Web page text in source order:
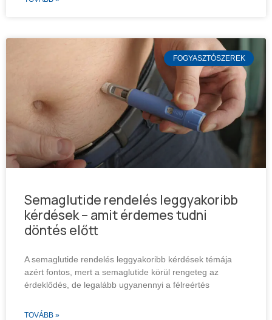
FOGYASZTÓSZEREK
Semaglutide rendelés leggyakoribb
kérdések – amit érdemes tudni
döntés előtt
A semaglutide rendelés leggyakoribb kérdések témája
azért fontos, mert a semaglutide körül rengeteg az
érdeklődés, de legalább ugyanennyi a félreértés
TOVÁBB »